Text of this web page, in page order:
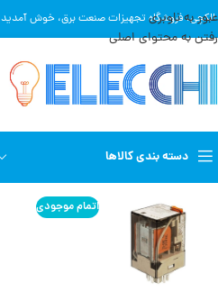
عبور به ناوبری
رفتن به محتوای اصلی
الکچی، فروشگاه تجهیزات صنعت برق، خوش آمدید
دسته بندی کالاها
اتمام موجودی